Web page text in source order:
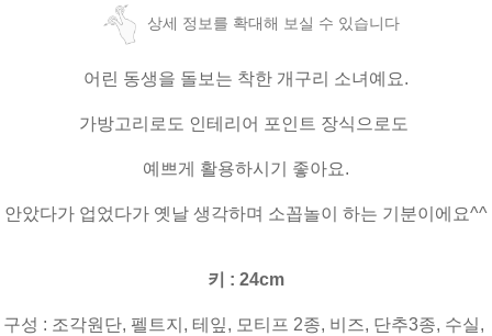
상세 정보를 확대해 보실 수 있습니다
어린 동생을 돌보는 착한 개구리 소녀예요.
가방고리로도 인테리어 포인트 장식으로도
예쁘게 활용하시기 좋아요.
안았다가 업었다가 옛날 생각하며 소꼽놀이 하는 기분이에요^^
키 : 24cm
구성 : 조각원단, 펠트지, 테잎, 모티프 2종, 비즈, 단추3종, 수실,